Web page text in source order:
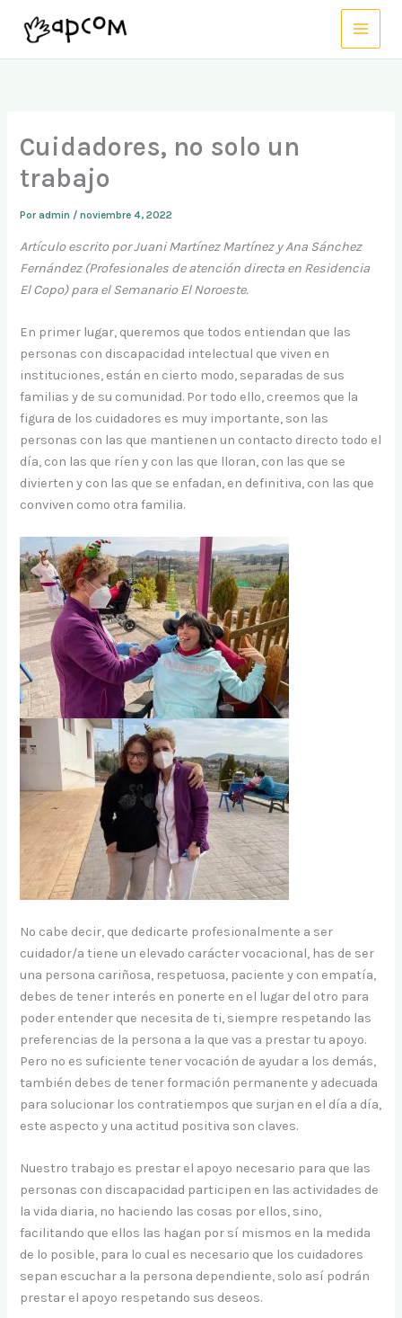
Cuidadores, no solo un
trabajo
Poradmin /noviembre 4, 2022
Artículo escrito por Juani Martínez Martínez y Ana Sánchez
Fernández (Profesionales de atención directa en Residencia
El Copo) para el Semanario El Noroeste.
En primer lugar, queremos que todos entiendan que las
personas con discapacidad intelectual que viven en
instituciones, están en cierto modo, separadas de sus
familias y de su comunidad. Por todo ello, creemos que la
figura de los cuidadores es muy importante, son las
personas con las que mantienen un contacto directo todo el
día, con las que ríen y con las que lloran, con las que se
divierten y con las que se enfadan, en definitiva, con las que
conviven como otra familia.
No cabe decir, que dedicarte profesionalmente a ser
cuidador/a tiene un elevado carácter vocacional, has de ser
una persona cariñosa, respetuosa, paciente y con empatía,
debes de tener interés en ponerte en el lugar del otro para
poder entender que necesita de ti, siempre respetando las
preferencias de la persona a la que vas a prestar tu apoyo.
Pero no es suficiente tener vocación de ayudar a los demás,
también debes de tener formación permanente y adecuada
para solucionar los contratiempos que surjan en el día a día,
este aspecto y una actitud positiva son claves.
Nuestro trabajo es prestar el apoyo necesario para que las
personas con discapacidad participen en las actividades de
la vida diaria, no haciendo las cosas por ellos, sino,
facilitando que ellos las hagan por sí mismos en la medida
de lo posible, para lo cual es necesario que los cuidadores
sepan escuchar a la persona dependiente, solo así podrán
prestar el apoyo respetando sus deseos.